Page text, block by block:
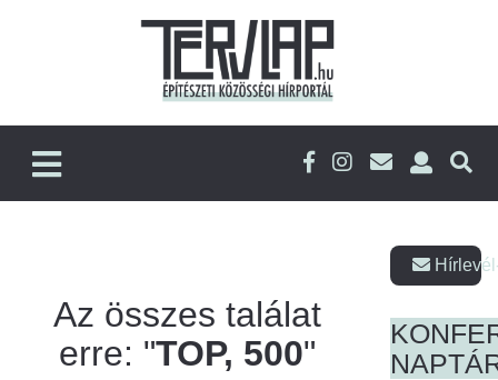
Az összes találat
erre: "TOP, 500"